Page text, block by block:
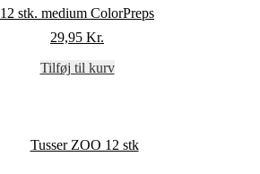
12 stk. medium ColorPreps
29,95 Kr.
Tilføj til kurv